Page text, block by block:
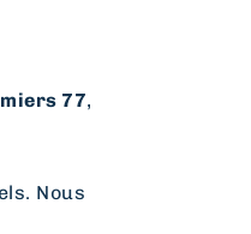
77,
Nous